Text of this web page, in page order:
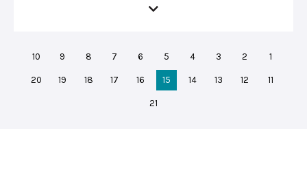
1
2
3
4
5
6
7
8
9
10
11
12
13
14
15
16
17
18
19
20
21